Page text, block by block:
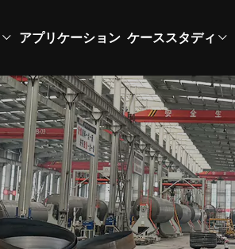
アプリケーション ケーススタディ